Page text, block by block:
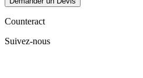
Counteract
Suivez-nous